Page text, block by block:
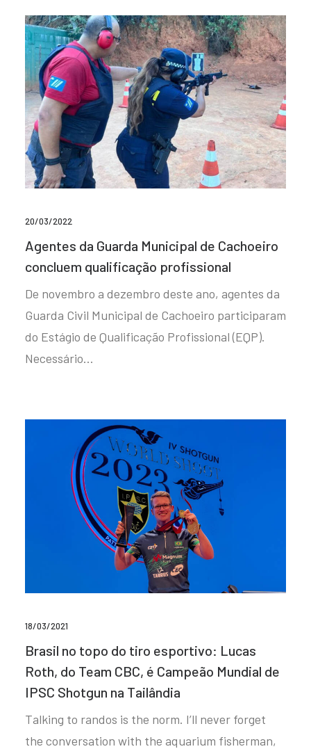
20/03/2022
Agentes da Guarda Municipal de Cachoeiro
concluem qualificação profissional
De novembro a dezembro deste ano, agentes da
Guarda Civil Municipal de Cachoeiro participaram
do Estágio de Qualificação Profissional (EQP).
Necessário…
18/03/2021
Brasil no topo do tiro esportivo: Lucas
Roth, do Team CBC, é Campeão Mundial de
IPSC Shotgun na Tailândia
Talking to randos is the norm. I’ll never forget
the conversation with the aquarium fisherman,